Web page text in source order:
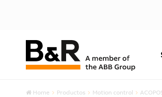
Home Productos Motion control